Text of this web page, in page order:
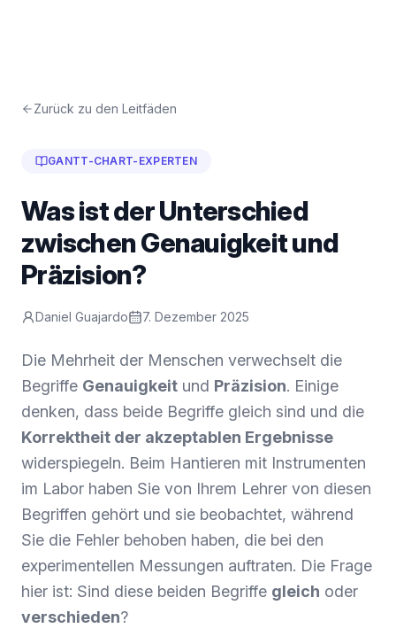
Zurück zu den Leitfäden
GANTT-CHART-EXPERTEN
Was ist der Unterschied
zwischen Genauigkeit und
Präzision?
Daniel Guajardo 7. Dezember 2025
Die Mehrheit der Menschen verwechselt die
Begriffe Genauigkeit und Präzision. Einige
denken, dass beide Begriffe gleich sind und die
Korrektheit der akzeptablen Ergebnisse
widerspiegeln. Beim Hantieren mit Instrumenten
im Labor haben Sie von Ihrem Lehrer von diesen
Begriffen gehört und sie beobachtet, während
Sie die Fehler behoben haben, die bei den
experimentellen Messungen auftraten. Die Frage
hier ist: Sind diese beiden Begriffe gleich oder
verschieden?